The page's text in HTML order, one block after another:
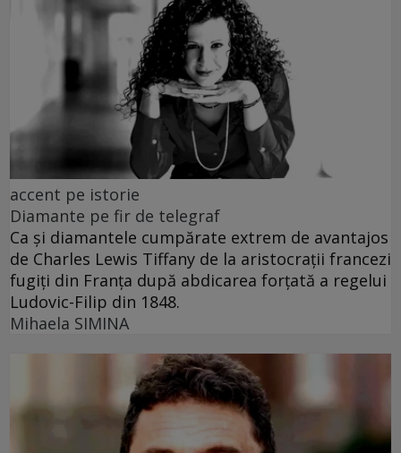
accent pe istorie
Diamante pe fir de telegraf
Ca și diamantele cumpărate extrem de avantajos
de Charles Lewis Tiffany de la aristocrații francezi
fugiți din Franța după abdicarea forțată a regelui
Ludovic-Filip din 1848.
Mihaela SIMINA